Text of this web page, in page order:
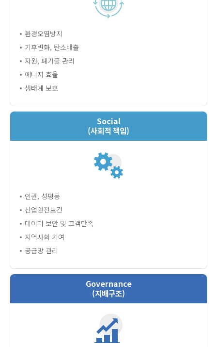
환경오염방지
기후변화, 탄소배출
자원, 폐기물 관리
에너지 효율
생태계 보호
Social
(사회적 책임)
인권, 성평등
산업안전보건
데이터 보안 및 고객만족
지역사회 기여
공급망 관리
Governance
(지배구조)